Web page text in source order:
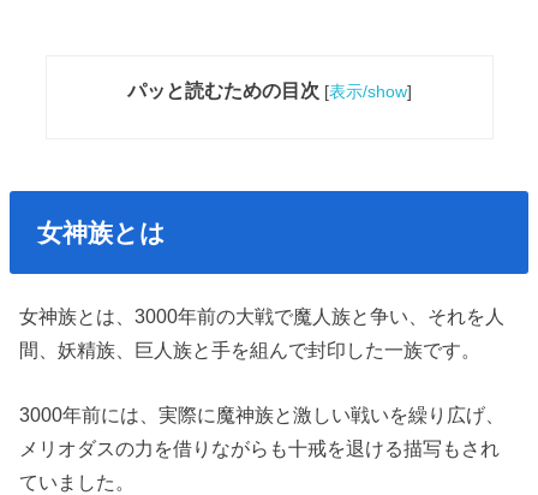
パッと読むための目次 [表示/show]
女神族とは
女神族とは、3000年前の大戦で魔人族と争い、それを人
間、妖精族、巨人族と手を組んで封印した一族です。
3000年前には、実際に魔神族と激しい戦いを繰り広げ、
メリオダスの力を借りながらも十戒を退ける描写もされ
ていました。